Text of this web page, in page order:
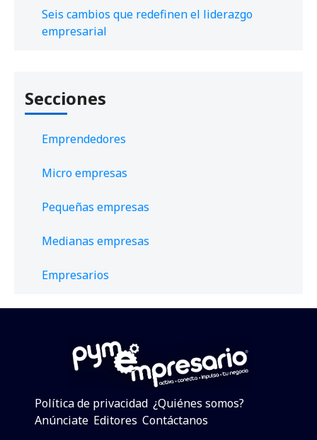
Seis cambios que redefinen el liderazgo
empresarial
Secciones
Emprendedores
Micro empresas
Pequeñas empresas
Medianas empresas
Empresarios
Política de privacidad ¿Quiénes somos?
Anúnciate Editores Contáctanos